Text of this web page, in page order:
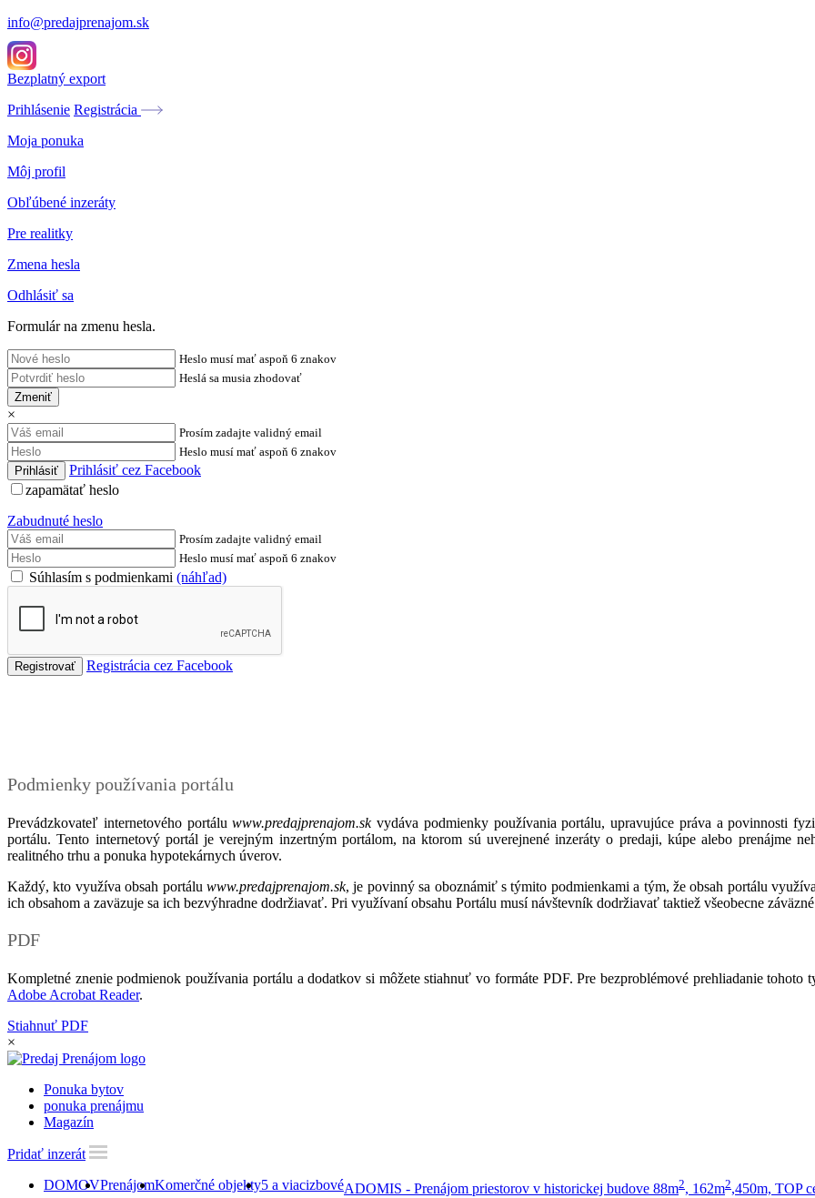
info@predajprenajom.sk
Bezplatný export
Prihlásenie Registrácia
Moja ponuka
Môj profil
Obľúbené inzeráty
Pre realitky
Zmena hesla
Odhlásiť sa
Formulár na zmenu hesla.
Heslo musí mať aspoň 6 znakov
Heslá sa musia zhodovať
Zmeniť
×
Prosím zadajte validný email
Heslo musí mať aspoň 6 znakov
Prihlásiť cez Facebook
zapamätať heslo
Zabudnuté heslo
Prosím zadajte validný email
Heslo musí mať aspoň 6 znakov
Súhlasím s podmienkami (náhľad)
Registrácia cez Facebook
Podmienky používania portálu
Prevádzkovateľ internetového portáluwww.predajprenajom.skvydáva podmienky používania portálu, upravujúce práva a povinnosti
portálu. Tento internetový portál je verejným inzertným portálom, na ktorom sú uverejnené inzeráty o predaji, kúpe alebo prenájme
realitného trhu a ponuka hypotekárnych úverov.
Každý, kto využíva obsah portálu www.predajprenajom.sk, je povinný sa oboznámiť s týmito podmienkami a tým, že obsah portálu
ich obsahom a zaväzuje sa ich bezvýhradne dodržiavať. Pri využívaní obsahu Portálu musí návštevník dodržiavať taktiež všeobecne
PDF
Kompletné znenie podmienok používania portálu a dodatkov si môžete stiahnuť vo formáte PDF. Pre bezproblémové prehliadanie
Adobe Acrobat Reader.
Stiahnuť PDF
×
Ponuka bytov
ponuka prenájmu
Magazín
Pridať inzerát
DOMOVPrenájomKomerčné objekty5 a viacizbovéADOMIS - Prenájom priestorov v historickej budove 88m2, 162m2,450m, TOP